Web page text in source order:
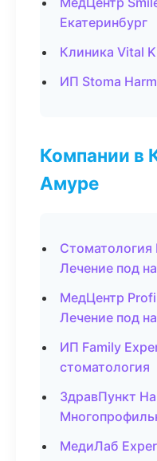
Екатеринбург
Клиника Vital
ИП Stoma
Компании в
Амуре
Лечение под
МедЦентр
Лечение под
ИП Family
стоматология
ЗдравПункт
МедиЛаб